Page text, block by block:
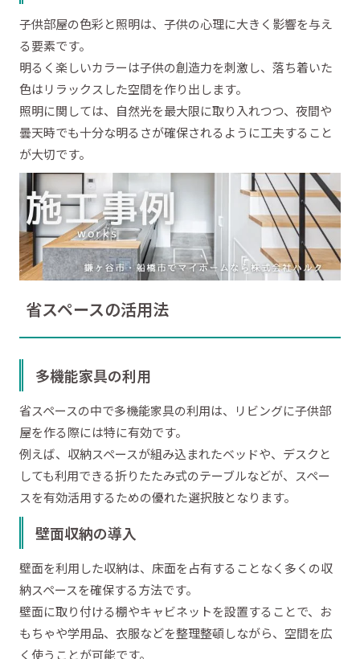
子供部屋の色彩と照明は、子供の心理に大きく影響を与え
る要素です。
明るく楽しいカラーは子供の創造力を刺激し、落ち着いた
色はリラックスした空間を作り出します。
照明に関しては、自然光を最大限に取り入れつつ、夜間や
曇天時でも十分な明るさが確保されるように工夫すること
が大切です。
省スペースの活用法
多機能家具の利用
省スペースの中で多機能家具の利用は、リビングに子供部
屋を作る際には特に有効です。
例えば、収納スペースが組み込まれたベッドや、デスクと
しても利用できる折りたたみ式のテーブルなどが、スペー
スを有効活用するための優れた選択肢となります。
壁面収納の導入
壁面を利用した収納は、床面を占有することなく多くの収
納スペースを確保する方法です。
壁面に取り付ける棚やキャビネットを設置することで、お
もちゃや学用品、衣服などを整理整頓しながら、空間を広
く使うことが可能です。